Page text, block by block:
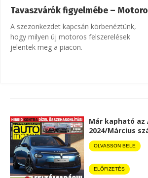
Tavaszvárók figyelmébe –
A szezonkezdet kapcsán körbenéztünk,
hogy milyen új motoros felszerelések
jelentek meg a piacon.
Már kapható
2024/Március
OLVASSON BELE
ELŐFIZETÉS